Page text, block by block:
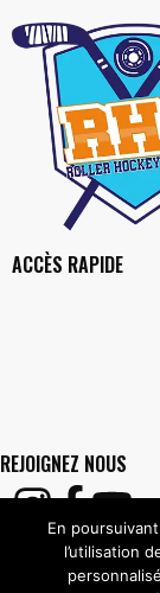
ACCÈS RAPIDE
REJOIGNEZ NOUS
En
l’utilisation